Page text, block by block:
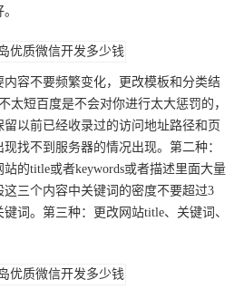
容不要频繁变化，更改模板和分类结
太短百度是不会对你进行太大惩罚的，
以前已经收录过的访问地址路径和页
找不到服务器的情况出现。第二种：
的title或者keywords或者描述里面大量
三个内容中关键词的密度不要超过3
词。第三种：更改网站title、关键词、